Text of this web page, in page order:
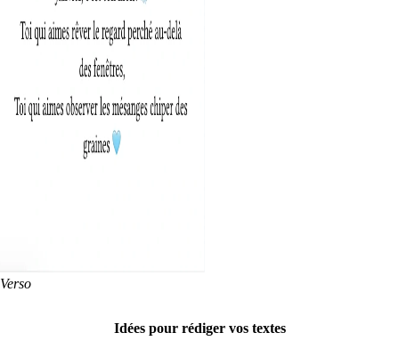
Verso
Idées pour rédiger vos textes